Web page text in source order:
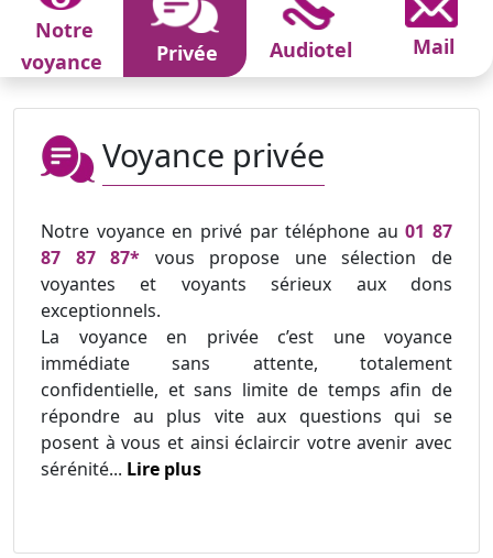
Notre
voyance
Privée Audiotel Mail
Voyance privée
Notre voyance en privé par téléphone au01 87
87 87 87* vous propose une sélection de
voyantes et voyants sérieux aux dons
exceptionnels.
La voyance en privée c’est une voyance
immédiate sans attente, totalement
confidentielle, et sans limite de temps afin de
répondre au plus vite aux questions qui se
posent à vous et ainsi éclaircir votre avenir avec
sérénité... Lire plus